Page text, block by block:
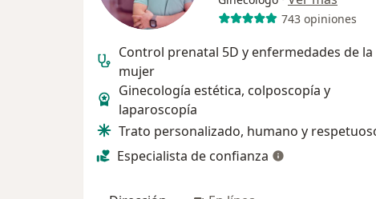
743 opiniones
Control prenatal 5D y enfermedades de la
mujer
Ginecología estética, colposcopía y
laparoscopía
Trato personalizado, humano y
Especialista de confianza